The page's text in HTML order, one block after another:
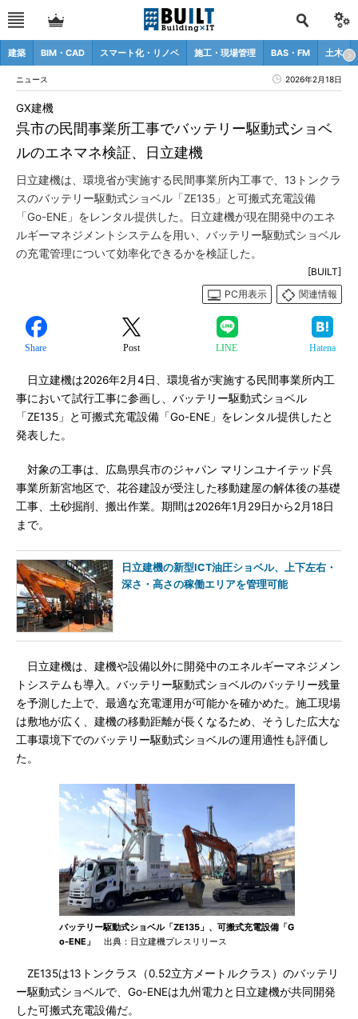
建築 BIM・CAD スマート化・リノベ 施工・現場管理 BAS・FM 土木
ニュース 2026年2月18日
呉市の民間事業所工事でバッテリー駆動式ショベ
ルのエネマネ検証、日立建機
GX建機
日立建機は、環境省が実施する民間事業所内工事で、13トンクラ
スのバッテリー駆動式ショベル「ZE135」と可搬式充電設備
「Go-ENE」をレンタル提供した。日立建機が現在開発中のエネ
ルギーマネジメントシステムを用い、バッテリー駆動式ショベル
の充電管理について効率化できるかを検証した。
[BUILT]
PC用表示
関連情報
Share Post LINE Hatena
日立建機は2026年2月4日、環境省が実施する民間事業所内工
事において試行工事に参画し、バッテリー駆動式ショベル
「ZE135」と可搬式充電設備「Go-ENE」をレンタル提供したと
発表した。
対象の工事は、広島県呉市のジャパン マリンユナイテッド呉
事業所新宮地区で、花谷建設が受注した移動建屋の解体後の基礎
工事、土砂掘削、搬出作業。期間は2026年1月29日から2月18日
まで。
日立建機の新型ICT油圧ショベル、上下左右・
深さ・高さの稼働エリアを管理可能
日立建機は、建機や設備以外に開発中のエネルギーマネジメン
トシステムも導入。バッテリー駆動式ショベルのバッテリー残量
を予測した上で、最適な充電運用が可能かを確かめた。施工現場
は敷地が広く、建機の移動距離が長くなるため、そうした広大な
工事環境下でのバッテリー駆動式ショベルの運用適性も評価し
た。
バッテリー駆動式ショベル「ZE135」、可搬式充電設備「G
o-ENE」
出典：日立建機プレスリリース
ZE135は13トンクラス（0.52立方メートルクラス）のバッテリ
ー駆動式ショベルで、Go-ENEは九州電力と日立建機が共同開発
した可搬式充電設備だ。